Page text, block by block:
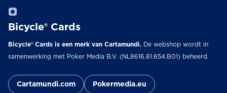
Bicycle® Cards
Bicycle® Cards is een merk van Cartamundi. De webshop wordt in
samenwerking met Poker Media B.V. (NL8616.81.654.B01) beheerd.
Cartamundi.com Pokermedia.eu